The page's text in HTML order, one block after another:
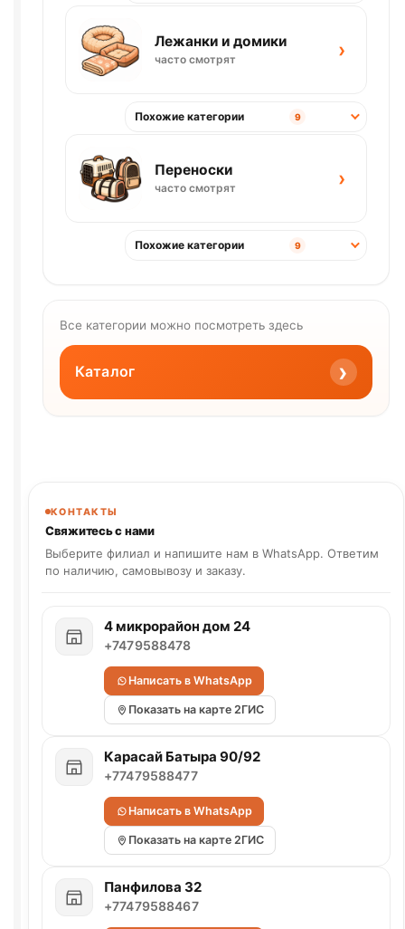
Лежанки и домики
часто смотрят ›
Похожие категории 9
Переноски
часто смотрят ›
Похожие категории 9
Все категории можно посмотреть здесь
Каталог ›
КОНТАКТЫ
Свяжитесь с нами
Выберите филиал и напишите нам в WhatsApp. Ответим
по наличию, самовывозу и заказу.
4 микрорайон дом 24
+7479588478
Написать в WhatsApp
Показать на карте 2ГИС
Карасай Батыра 90/92
+77479588477
Написать в WhatsApp
Показать на карте 2ГИС
Панфилова 32
+77479588467